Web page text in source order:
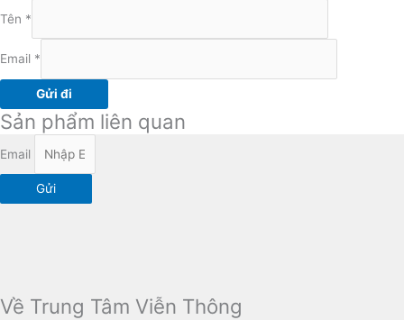
Tên *
Email *
Sản phẩm liên quan
Email
Gửi
Về Trung Tâm Viễn Thông